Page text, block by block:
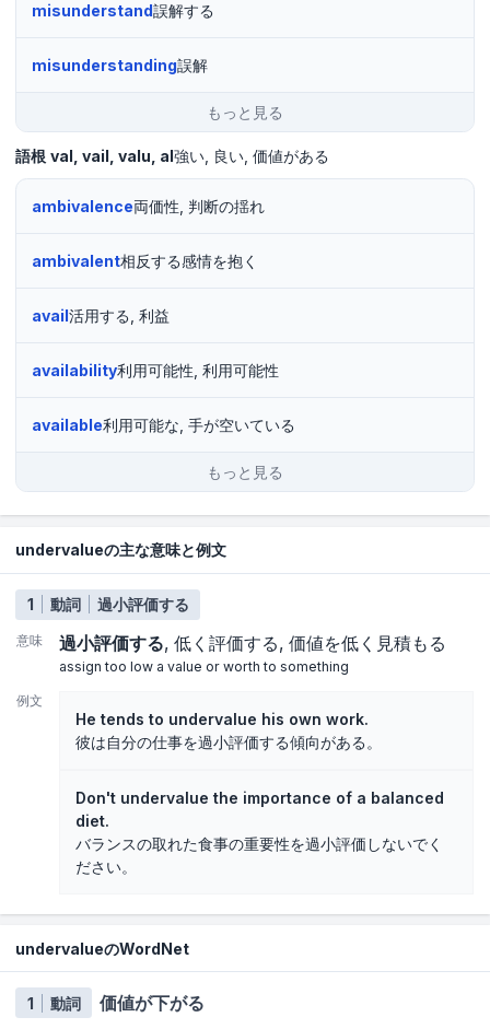
misunderstand誤解する
misunderstanding誤解
もっと見る
語根 val vail valu al強い 良い 価値がある
ambivalence両価性, 判断の揺れ
ambivalent相反する感情を抱く
avail活用する, 利益
availability利用可能性, 利用可能性
available利用可能な, 手が空いている
もっと見る
undervalueの主な意味と例文
1 動詞 過小評価する
意味 過小評価する 低く評価する 価値を低く見積もる
assign too low a value or worth to something
例文
He tends to undervalue his own work.
彼は自分の仕事を過小評価する傾向がある。
Don't undervalue the importance of a balanced
diet.
バランスの取れた食事の重要性を過小評価しないでく
ださい。
undervalueのWordNet
1 動詞 価値が下がる